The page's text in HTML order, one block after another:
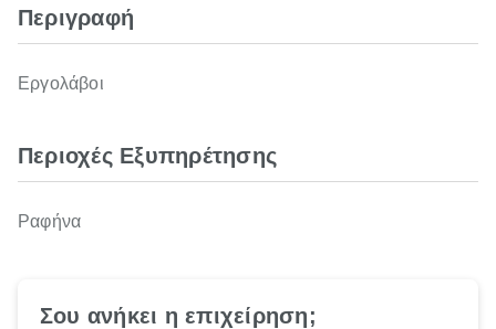
Περιγραφή
Εργολάβοι
Περιοχές Εξυπηρέτησης
Ραφήνα
Σου ανήκει η επιχείρηση;